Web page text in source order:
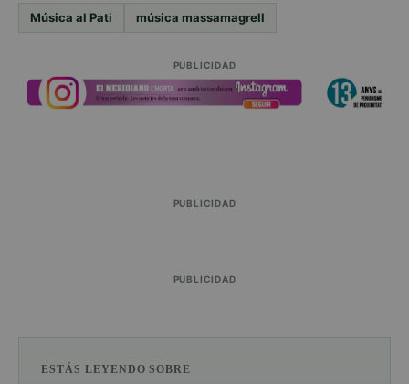
Música al Pati música massamagrell
PUBLICIDAD
PUBLICIDAD
PUBLICIDAD
ESTÁS LEYENDO SOBRE